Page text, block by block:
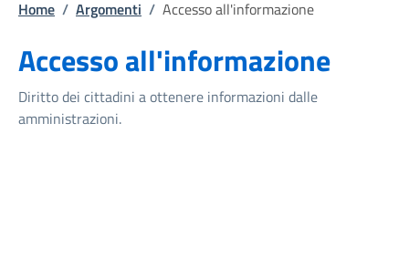
Home / Argomenti / Accesso all'informazione
Accesso all'informazione
Diritto dei cittadini a ottenere informazioni dalle
amministrazioni.